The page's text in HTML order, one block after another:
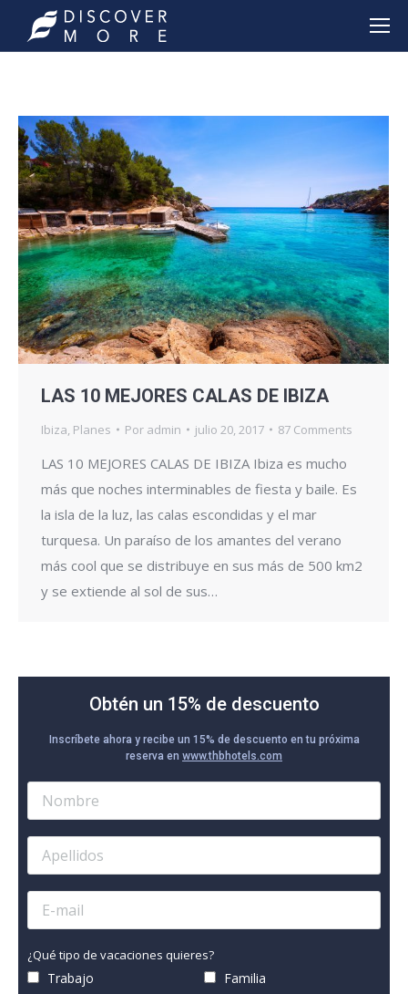
LAS 10 MEJORES CALAS DE IBIZA
Ibiza Planes Por admin julio 20, 2017 87 Comments
LAS 10 MEJORES CALAS DE IBIZA Ibiza es mucho
más que noches interminables de fiesta y baile. Es
la isla de la luz, las calas escondidas y el mar
turquesa. Un paraíso de los amantes del verano
más cool que se distribuye en sus más de 500 km2
y se extiende al sol de sus…
Obtén un 15% de descuento
Inscríbete ahora y recibe un 15% de descuento en tu próxima
reserva en www.thbhotels.com
¿Qué tipo de vacaciones quieres?
Trabajo
Familia